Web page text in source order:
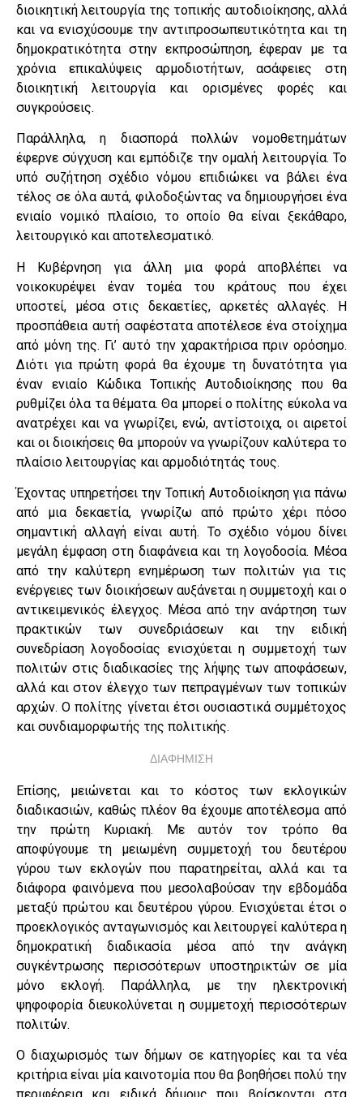
διοικητική λειτουργία της τοπικής αυτοδιοίκησης, αλλά
και να ενισχύσουμε την αντιπροσωπευτικότητα και τη
δημοκρατικότητα στην εκπροσώπηση, έφεραν με τα
χρόνια επικαλύψεις αρμοδιοτήτων, ασάφειες στη
διοικητική λειτουργία και ορισμένες φορές και
συγκρούσεις.
Παράλληλα, η διασπορά πολλών νομοθετημάτων
έφερνε σύγχυση και εμπόδιζε την ομαλή λειτουργία. Το
υπό συζήτηση σχέδιο νόμου επιδιώκει να βάλει ένα
τέλος σε όλα αυτά, φιλοδοξώντας να δημιουργήσει ένα
ενιαίο νομικό πλαίσιο, το οποίο θα είναι ξεκάθαρο,
λειτουργικό και αποτελεσματικό.
Η Κυβέρνηση για άλλη μια φορά αποβλέπει να
νοικοκυρέψει έναν τομέα του κράτους που έχει
υποστεί, μέσα στις δεκαετίες, αρκετές αλλαγές. Η
προσπάθεια αυτή σαφέστατα αποτέλεσε ένα στοίχημα
από μόνη της. Γι’ αυτό την χαρακτήρισα πριν ορόσημο.
Διότι για πρώτη φορά θα έχουμε τη δυνατότητα για
έναν ενιαίο Κώδικα Τοπικής Αυτοδιοίκησης που θα
ρυθμίζει όλα τα θέματα. Θα μπορεί ο πολίτης εύκολα να
ανατρέχει και να γνωρίζει, ενώ, αντίστοιχα, οι αιρετοί
και οι διοικήσεις θα μπορούν να γνωρίζουν καλύτερα το
πλαίσιο λειτουργίας και αρμοδιότητάς τους.
Έχοντας υπηρετήσει την Τοπική Αυτοδιοίκηση για πάνω
από μια δεκαετία, γνωρίζω από πρώτο χέρι πόσο
σημαντική αλλαγή είναι αυτή. Το σχέδιο νόμου δίνει
μεγάλη έμφαση στη διαφάνεια και τη λογοδοσία. Μέσα
από την καλύτερη ενημέρωση των πολιτών για τις
ενέργειες των διοικήσεων αυξάνεται η συμμετοχή και ο
αντικειμενικός έλεγχος. Μέσα από την ανάρτηση των
πρακτικών των συνεδριάσεων και την ειδική
συνεδρίαση λογοδοσίας ενισχύεται η συμμετοχή των
πολιτών στις διαδικασίες της λήψης των αποφάσεων,
αλλά και στον έλεγχο των πεπραγμένων των τοπικών
αρχών. Ο πολίτης γίνεται έτσι ουσιαστικά συμμέτοχος
και συνδιαμορφωτής της πολιτικής.
ΔΙΑΦΗΜΙΣΗ
Επίσης, μειώνεται και το κόστος των εκλογικών
διαδικασιών, καθώς πλέον θα έχουμε αποτέλεσμα από
την πρώτη Κυριακή. Με αυτόν τον τρόπο θα
αποφύγουμε τη μειωμένη συμμετοχή του δευτέρου
γύρου των εκλογών που παρατηρείται, αλλά και τα
διάφορα φαινόμενα που μεσολαβούσαν την εβδομάδα
μεταξύ πρώτου και δευτέρου γύρου. Ενισχύεται έτσι ο
προεκλογικός ανταγωνισμός και λειτουργεί καλύτερα η
δημοκρατική διαδικασία μέσα από την ανάγκη
συγκέντρωσης περισσότερων υποστηρικτών σε μία
μόνο εκλογή. Παράλληλα, με την ηλεκτρονική
ψηφοφορία διευκολύνεται η συμμετοχή περισσότερων
πολιτών.
Ο διαχωρισμός των δήμων σε κατηγορίες και τα νέα
κριτήρια είναι μία καινοτομία που θα βοηθήσει πολύ την